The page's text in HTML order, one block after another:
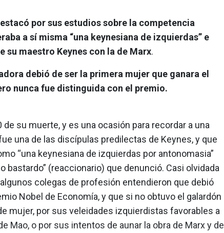
por sus estudios sobre la competencia
a sí misma “una keynesiana de izquierdas” e
su maestro Keynes con la de Marx.
debió de ser la primera mujer que ganara el
nunca fue distinguida con el premio.
su muerte, y es una ocasión para recordar a una
una de las discípulas predilectas de Keynes, y que
“una keynesiana de izquierdas por antonomasia”
bastardo” (reaccionario) que denunció. Casi olvidada
colegas de profesión entendieron que debió
Nobel de Economía, y que si no obtuvo el galardón
mujer, por sus veleidades izquierdistas favorables a
Mao, o por sus intentos de aunar la obra de Marx y de